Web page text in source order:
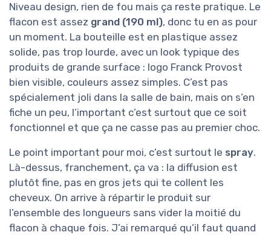
Niveau design, rien de fou mais ça reste pratique. Le
flacon est assez grand (190 ml), donc tu en as pour
un moment. La bouteille est en plastique assez
solide, pas trop lourde, avec un look typique des
produits de grande surface : logo Franck Provost
bien visible, couleurs assez simples. C’est pas
spécialement joli dans la salle de bain, mais on s’en
fiche un peu, l’important c’est surtout que ce soit
fonctionnel et que ça ne casse pas au premier choc.
Le point important pour moi, c’est surtout le spray.
Là-dessus, franchement, ça va : la diffusion est
plutôt fine, pas en gros jets qui te collent les
cheveux. On arrive à répartir le produit sur
l’ensemble des longueurs sans vider la moitié du
flacon à chaque fois. J’ai remarqué qu’il faut quand